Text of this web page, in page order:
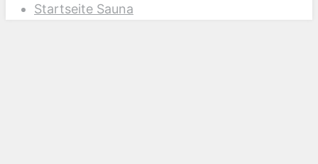
Startseite Sauna